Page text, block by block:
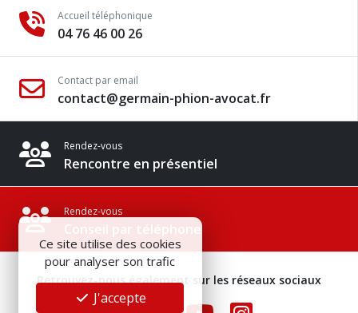
Accueil téléphonique
04 76 46 00 26
Contact par email
contact@germain-phion-avocat.fr
Rendez-vous
Rencontre en présentiel
Rendez-vous
Conseil par téléphone
Retrouvez-nous également sur les réseaux sociaux
Ce site utilise des cookies
pour analyser son trafic
J'accepte